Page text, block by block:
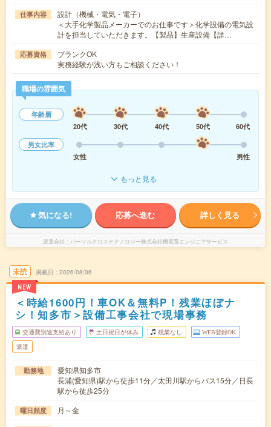
仕事内容
設計（機械・電気・電子）
＜大手化学製品メーカーでのお仕事です＞化学設備の電気設
計を担当していただきます。【製品】生産設備【詳…
応募資格
ブランクOK
実務経験が浅い方もご相談ください！
職場の雰囲気
年齢層
20代
30代 40代 50代
60代
男女比率
女性
男性
もっと見る
気になる! 応募へ進む 詳しく見る
派遣会社 パーソルクロステクノロジー株式会社機電系エンジニアサービス
未読
NEW
掲載日 2026/08/06
＜時給1600円！車OK＆無料P！残業ほぼナ
シ！知多市＞設備工事会社で現場事務
交通費別途支給あり 土日祝日が休み 残業なし WEB登録OK
派遣
勤務地
愛知県知多市
長浦(愛知県)駅から徒歩11分／太田川駅からバス15分／日長
駅から徒歩25分
曜日頻度 月～金